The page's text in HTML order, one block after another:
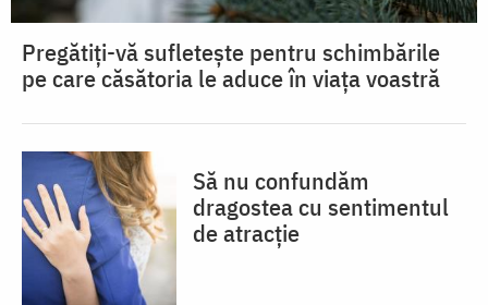
Pregătiți-vă sufletește pentru schimbările
pe care căsătoria le aduce în viața voastră
Să nu confundăm
dragostea cu sentimentul
de atracție